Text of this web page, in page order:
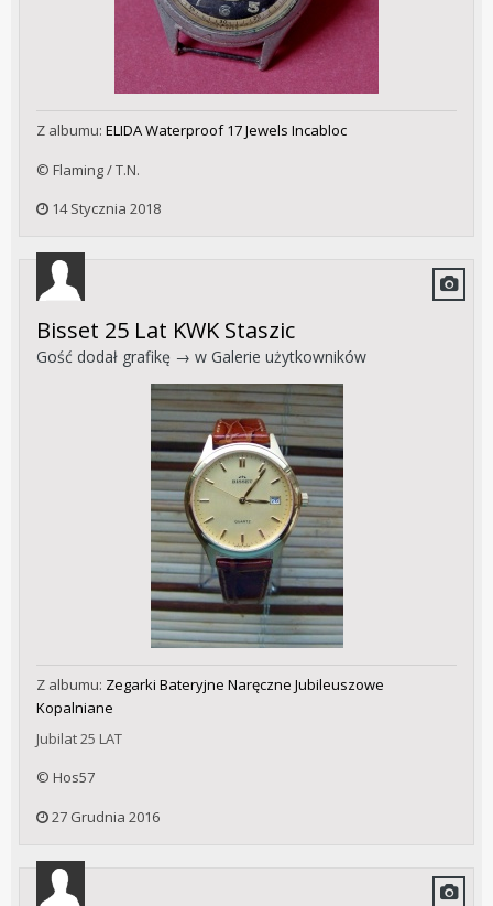
Z albumu: ELIDA Waterproof 17 Jewels Incabloc
© Flaming / T.N.
14 Stycznia 2018
Bisset 25 Lat KWK Staszic
Gość dodał grafikę → w Galerie użytkowników
Z albumu: Zegarki Bateryjne Naręczne Jubileuszowe
Kopalniane
Jubilat 25 LAT
© Hos57
27 Grudnia 2016